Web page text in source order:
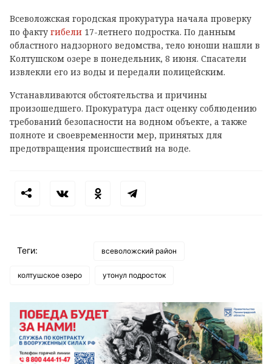
Всеволожская городская прокуратура начала проверку
по факту гибели 17-летнего подростка. По данным
областного надзорного ведомства, тело юноши нашли в
Колтушском озере в понедельник, 8 июня. Спасатели
извлекли его из воды и передали полицейским.
Устанавливаются обстоятельства и причины
произошедшего. Прокуратура даст оценку соблюдению
требований безопасности на водном объекте, а также
полноте и своевременности мер, принятых для
предотвращения происшествий на воде.
Теги: всеволожский район
колтушское озеро утонул подросток